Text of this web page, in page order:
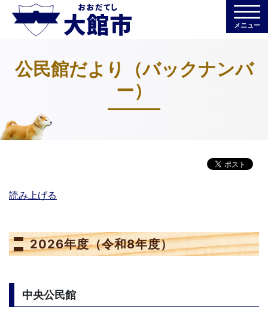
メニュー
公民館だより（バックナンバ
ー）
読み上げる
2026年度（令和8年度）
中央公民館